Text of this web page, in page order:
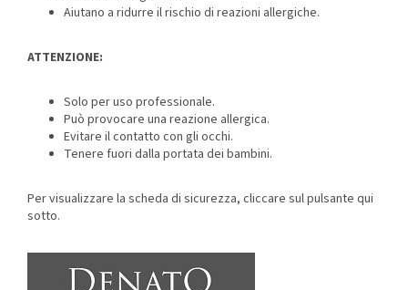
Aiutano a ridurre il rischio di reazioni allergiche.
ATTENZIONE:
Solo per uso professionale.
Può provocare una reazione allergica.
Evitare il contatto con gli occhi.
Tenere fuori dalla portata dei bambini.
Per visualizzare la scheda di sicurezza, cliccare sul pulsante qui
sotto.